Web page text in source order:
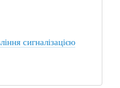
сигналізацією